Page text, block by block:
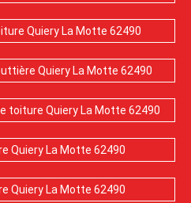
Quiery La Motte 62490
Quiery La Motte 62490
toiture Quiery La Motte 62490
Quiery La Motte 62490
Quiery La Motte 62490